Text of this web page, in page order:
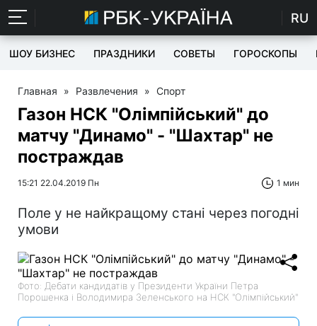
RU
ШОУ БИЗНЕС ПРАЗДНИКИ СОВЕТЫ ГОРОСКОПЫ
Главная » Развлечения » Спорт
Газон НСК "Олімпійський" до
матчу "Динамо" - "Шахтар" не
постраждав
15:21 22.04.2019 Пн 1 мин
Поле у не найкращому стані через погодні
умови
Фото: Дебати кандидатів у Президенти України Петра
Порошенка і Володимира Зеленського на НСК "Олімпійський"